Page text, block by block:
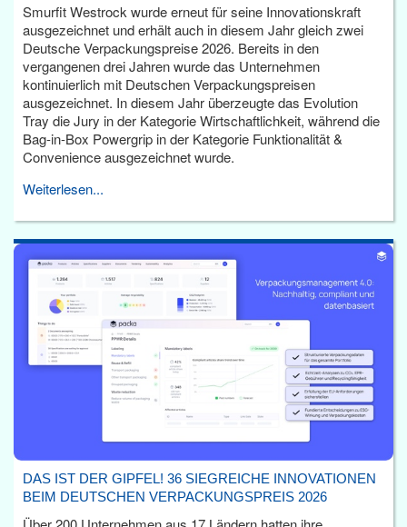
Smurfit Westrock wurde erneut für seine Innovationskraft
ausgezeichnet und erhält auch in diesem Jahr gleich zwei
Deutsche Verpackungspreise 2026. Bereits in den
vergangenen drei Jahren wurde das Unternehmen
kontinuierlich mit Deutschen Verpackungspreisen
ausgezeichnet. In diesem Jahr überzeugte das Evolution
Tray die Jury in der Kategorie Wirtschaftlichkeit, während die
Bag-in-Box Powergrip in der Kategorie Funktionalität &
Convenience ausgezeichnet wurde.
Weiterlesen...
DAS IST DER GIPFEL! 36 SIEGREICHE INNOVATIONEN
BEIM DEUTSCHEN VERPACKUNGSPREIS 2026